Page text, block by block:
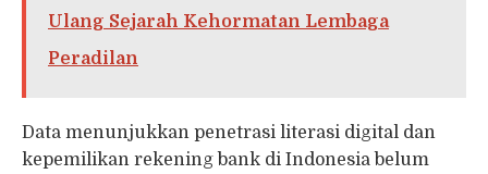
Ulang Sejarah Kehormatan Lembaga
Peradilan
Data menunjukkan penetrasi literasi digital dan
kepemilikan rekening bank di Indonesia belum